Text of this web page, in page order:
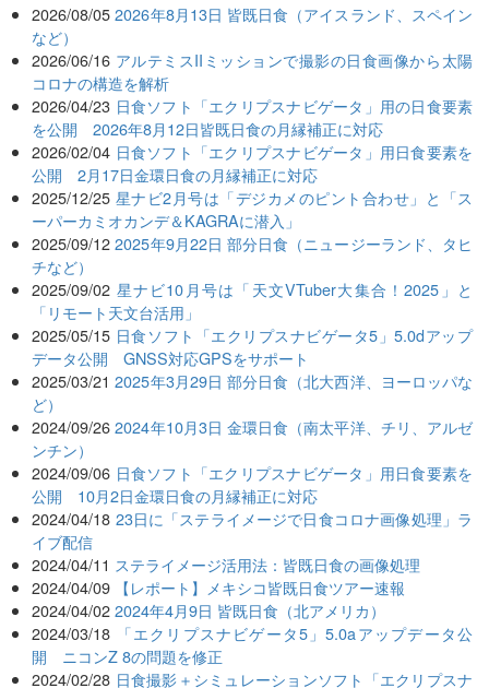
2026/08/05 2026年8月13日 皆既日食（アイスランド、スペイン
など）
2026/06/16 アルテミスIIミッションで撮影の日食画像から太陽
コロナの構造を解析
2026/04/23 日食ソフト「エクリプスナビゲータ」用の日食要素
を公開 2026年8月12日皆既日食の月縁補正に対応
2026/02/04 日食ソフト「エクリプスナビゲータ」用日食要素を
公開 2月17日金環日食の月縁補正に対応
2025/12/25 星ナビ2月号は「デジカメのピント合わせ」と「ス
ーパーカミオカンデ＆KAGRAに潜入」
2025/09/12 2025年9月22日 部分日食（ニュージーランド、タヒ
チなど）
2025/09/02 星ナビ10月号は「天文VTuber大集合！2025」と
「リモート天文台活用」
2025/05/15 日食ソフト「エクリプスナビゲータ5」5.0dアップ
データ公開 GNSS対応GPSをサポート
2025/03/21 2025年3月29日 部分日食（北大西洋、ヨーロッパな
ど）
2024/09/26 2024年10月3日 金環日食（南太平洋、チリ、アルゼ
ンチン）
2024/09/06 日食ソフト「エクリプスナビゲータ」用日食要素を
公開 10月2日金環日食の月縁補正に対応
2024/04/18 23日に「ステライメージで日食コロナ画像処理」ラ
イブ配信
2024/04/11 ステライメージ活用法：皆既日食の画像処理
2024/04/09 【レポート】メキシコ皆既日食ツアー速報
2024/04/02 2024年4月9日 皆既日食（北アメリカ）
2024/03/18
「エクリプスナビゲータ5」5.0aアップデータ公
開 ニコンZ 8の問題を修正
2024/02/28 日食撮影＋シミュレーションソフト「エクリプスナ